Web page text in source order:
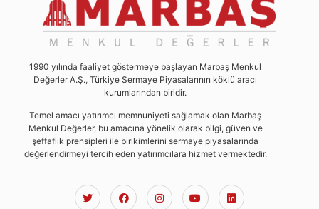
1990 yılında faaliyet göstermeye başlayan Marbaş Menkul
Değerler A.Ş., Türkiye Sermaye Piyasalarının köklü aracı
kurumlarından biridir.
Temel amacı yatırımcı memnuniyeti sağlamak olan Marbaş
Menkul Değerler, bu amacına yönelik olarak bilgi, güven ve
şeffaflık prensipleri ile birikimlerini sermaye piyasalarında
değerlendirmeyi tercih eden yatırımcılara hizmet vermektedir.